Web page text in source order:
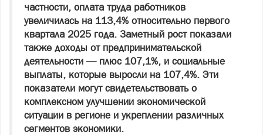
частности, оплата труда работников
увеличилась на 113,4% относительно первого
квартала 2025 года. Заметный рост показали
также доходы от предпринимательской
деятельности — плюс 107,1%, и социальные
выплаты, которые выросли на 107,4%. Эти
показатели могут свидетельствовать о
комплексном улучшении экономической
ситуации в регионе и укреплении различных
сегментов экономики.